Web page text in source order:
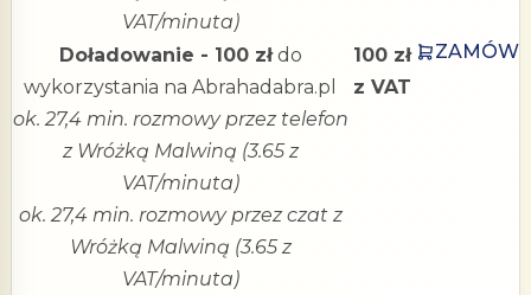
VAT/minuta)
Doładowanie - 100 złdo
wykorzystania na Abrahadabra.pl
ok. 27,4 min. rozmowy przez telefon
z Wróżką Malwiną (3.65 z
VAT/minuta)
ok. 27,4 min. rozmowy przez czat z
Wróżką Malwiną (3.65 z
VAT/minuta)
100 zł
z VAT
ZAMÓW